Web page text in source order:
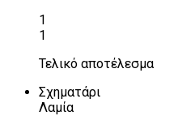
1
1
Τελικό αποτέλεσμα
Σχηματάρι
Λαμία